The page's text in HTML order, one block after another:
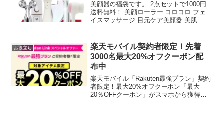
美顔器の福袋です。 2点セットで1000円
送料無料！ 美顔ローラー コロコロ フェ
イスマッサージ 目元ケア美顔器 美肌 保
ス 男女兼用 美容家電美顔ローラー1...
お役立ち
楽天モバイル契約者限定！先着
3000名最大20%オフクーポン配
布中
楽天モバイル「Rakuten最強プラン」契約
者限定！最大20%オフクーポン「最大
20％OFFクーポン」がスマホから獲得で